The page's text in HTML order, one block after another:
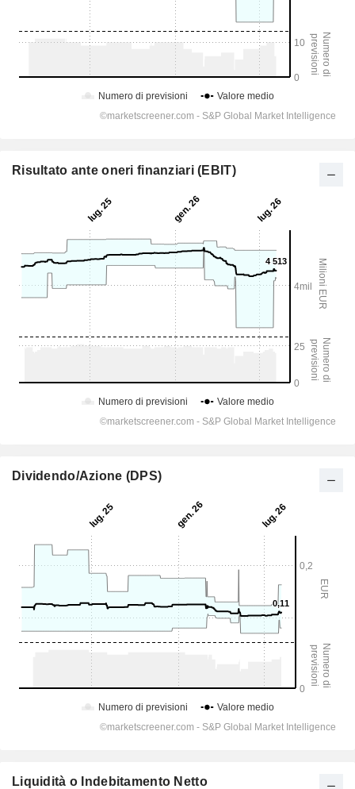
Risultato ante oneri finanziari (EBIT)
Dividendo/Azione (DPS)
Liquidità o Indebitamento Netto